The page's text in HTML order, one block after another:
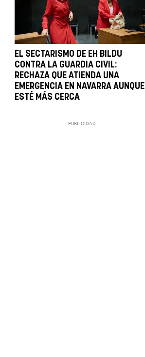
EL SECTARISMO DE EH BILDU
CONTRA LA GUARDIA CIVIL:
RECHAZA QUE ATIENDA UNA
EMERGENCIA EN NAVARRA AUNQUE
ESTÉ MÁS CERCA